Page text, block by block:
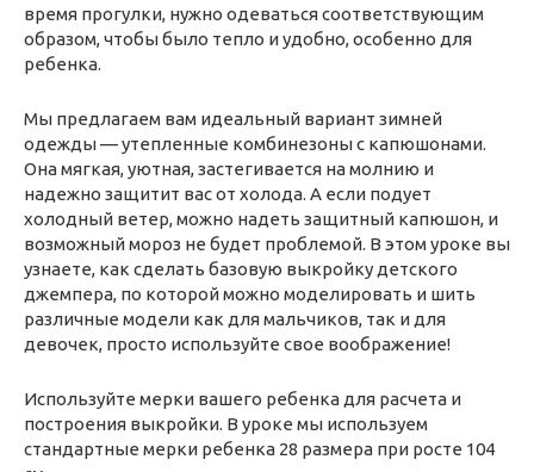
время прогулки, нужно одеваться соответствующим
образом, чтобы было тепло и удобно, особенно для
ребенка.
Мы предлагаем вам идеальный вариант зимней
одежды — утепленные комбинезоны с капюшонами.
Она мягкая, уютная, застегивается на молнию и
надежно защитит вас от холода. А если подует
холодный ветер, можно надеть защитный капюшон, и
возможный мороз не будет проблемой. В этом уроке вы
узнаете, как сделать базовую выкройку детского
джемпера, по которой можно моделировать и шить
различные модели как для мальчиков, так и для
девочек, просто используйте свое воображение!
Используйте мерки вашего ребенка для расчета и
построения выкройки. В уроке мы используем
стандартные мерки ребенка 28 размера при росте 104